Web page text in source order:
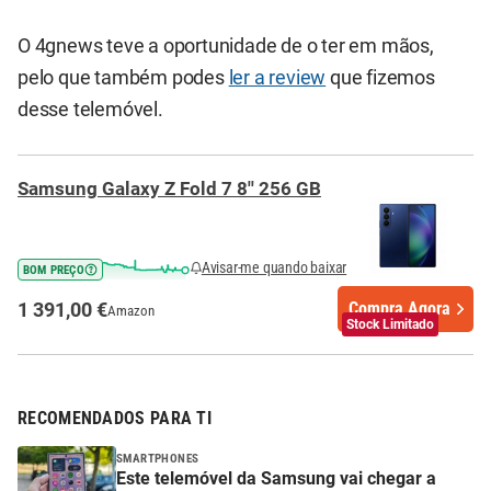
O 4gnews teve a oportunidade de o ter em mãos,
pelo que também podes ler a review que fizemos
desse telemóvel.
Stock Limitado
Samsung Galaxy Z Fold 7 8'' 256 GB
BOM PREÇO Avisar-me quando baixar
1 391,00 €Amazon Compra Agora
RECOMENDADOS PARA TI
SMARTPHONES
Este telemóvel da Samsung vai chegar a